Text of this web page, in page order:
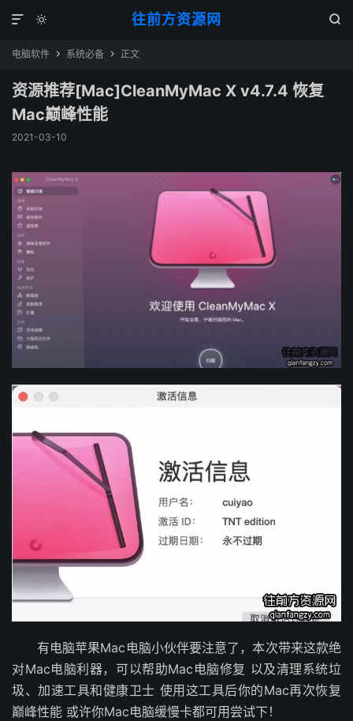
往前方资源网
 

电脑软件  系统必备  正文
资源推荐[Mac]CleanMyMac X v4.7.4 恢复
Mac巅峰性能
2021-03-10
有电脑苹果Mac电脑小伙伴要注意了，本次带来这款绝
对Mac电脑利器，可以帮助Mac电脑修复 以及清理系统垃
圾、加速工具和健康卫士 使用这工具后你的Mac再次恢复
巅峰性能 或许你Mac电脑缓慢卡都可用尝试下！